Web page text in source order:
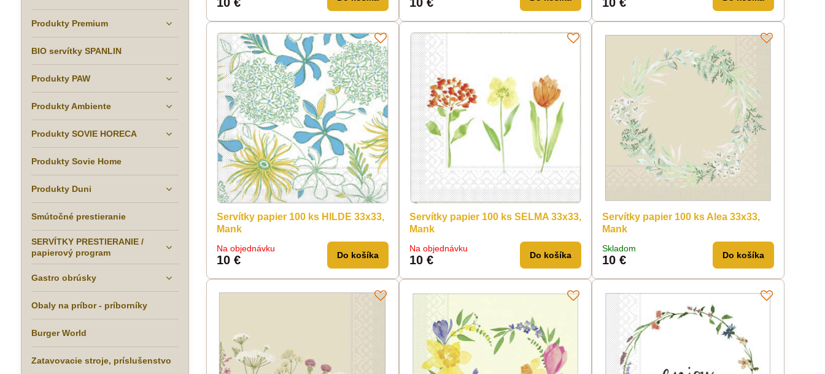
Servítky papier 100 ks HILDE 33x33,
Mank
Na objednávku
10 € Do košíka
Servítky papier 100 ks SELMA 33x33,
Mank
Na objednávku
10 € Do košíka
Servítky papier 100 ks Alea 33x33,
Mank
Skladom
10 € Do košíka
Produkty Premium
BIO servítky SPANLIN
Produkty PAW
Produkty Ambiente
Produkty SOVIE HORECA
Produkty Sovie Home
Produkty Duni
Smútočné prestieranie
SERVÍTKY PRESTIERANIE /
papierový program
Gastro obrúsky
Obaly na príbor - príborníky
Burger World
Zatavovacie stroje, príslušenstvo